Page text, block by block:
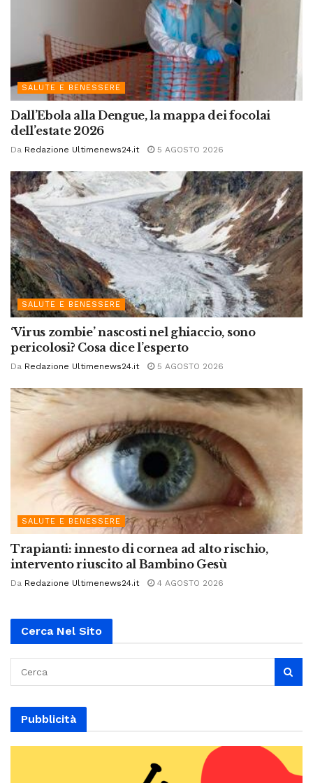
SALUTE E BENESSERE
Dall’Ebola alla Dengue, la mappa dei focolai
dell’estate 2026
Da Redazione Ultimenews24.it 5 AGOSTO 2026
SALUTE E BENESSERE
‘Virus zombie’ nascosti nel ghiaccio, sono
pericolosi? Cosa dice l’esperto
Da Redazione Ultimenews24.it 5 AGOSTO 2026
SALUTE E BENESSERE
Trapianti: innesto di cornea ad alto rischio,
intervento riuscito al Bambino Gesù
Da Redazione Ultimenews24.it 4 AGOSTO 2026
Cerca Nel Sito
Pubblicità